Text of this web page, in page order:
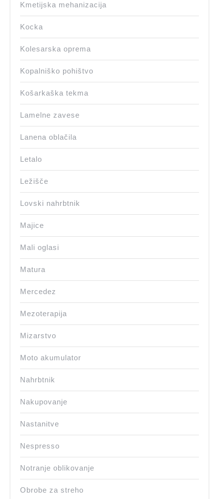
Kmetijska mehanizacija
Kocka
Kolesarska oprema
Kopalniško pohištvo
Košarkaška tekma
Lamelne zavese
Lanena oblačila
Letalo
Ležišče
Lovski nahrbtnik
Majice
Mali oglasi
Matura
Mercedez
Mezoterapija
Mizarstvo
Moto akumulator
Nahrbtnik
Nakupovanje
Nastanitve
Nespresso
Notranje oblikovanje
Obrobe za streho